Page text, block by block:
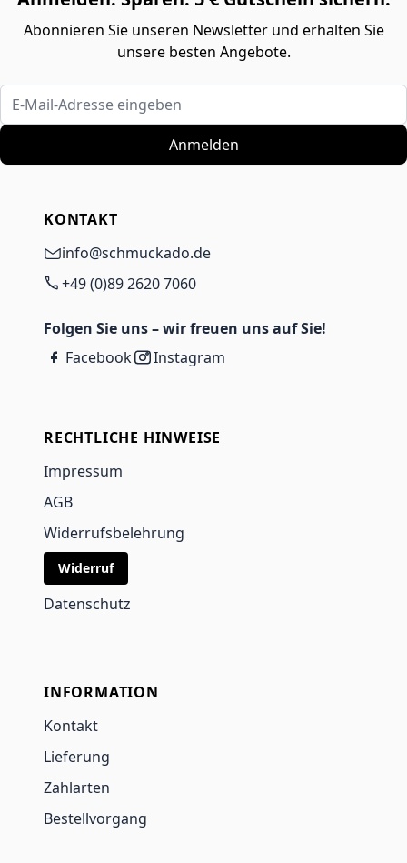
Abonnieren Sie unseren Newsletter und erhalten Sie
unsere besten Angebote.
E-Mail-Adresse eingeben
Anmelden
KONTAKT
info@schmuckado.de
+49 (0)89 2620 7060
Folgen Sie uns – wir freuen uns auf Sie!
Facebook
Instagram
RECHTLICHE HINWEISE
Impressum
AGB
Widerrufsbelehrung
Widerruf
Datenschutz
INFORMATION
Kontakt
Lieferung
Zahlarten
Bestellvorgang